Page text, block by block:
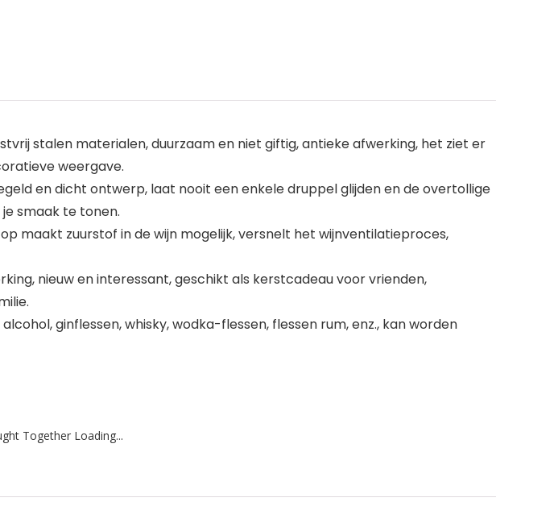
stalen materialen, duurzaam en niet giftig, antieke afwerking, het ziet er
weergave.
en dicht ontwerp, laat nooit een enkele druppel glijden en de overtollige
smaak te tonen.
maakt zuurstof in de wijn mogelijk, versnelt het wijnventilatieproces,
nieuw en interessant, geschikt als kerstcadeau voor vrienden,
ginflessen, whisky, wodka-flessen, flessen rum, enz., kan worden
Together Loading...